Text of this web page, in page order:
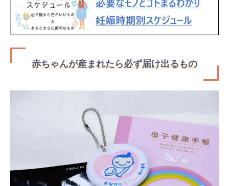
赤ちゃんが産まれたら必ず届け出るもの